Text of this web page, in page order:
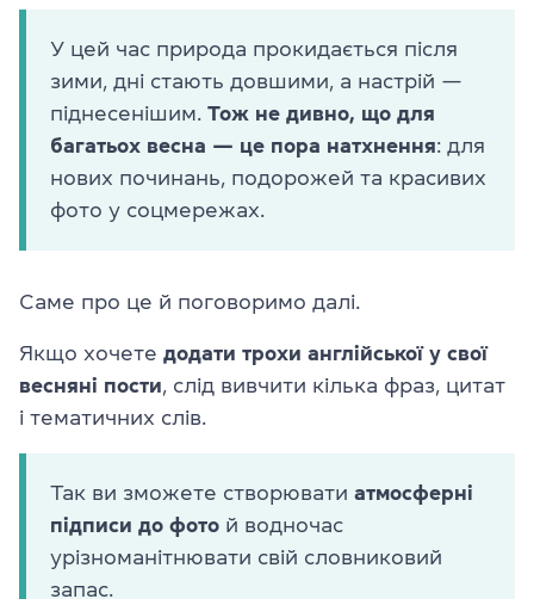
У цей час природа прокидається після
зими, дні стають довшими, а настрій —
піднесенішим. Тож не дивно, що для
багатьох весна — це пора натхнення: для
нових починань, подорожей та красивих
фото у соцмережах.
Саме про це й поговоримо далі.
Якщо хочете додати трохи англійської у свої
весняні пости, слід вивчити кілька фраз, цитат
і тематичних слів.
Так ви зможете створювати атмосферні
підписи до фото й водночас
урізноманітнювати свій словниковий
запас.